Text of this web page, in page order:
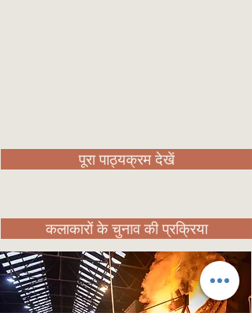
पूरा पाठ्यक्रम देखें
कलाकारों के चुनाव की प्रक्रिया